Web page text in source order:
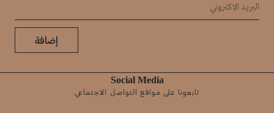
إضافة
Social Media
تابعونا على مواقع التواصل الاجتماعي